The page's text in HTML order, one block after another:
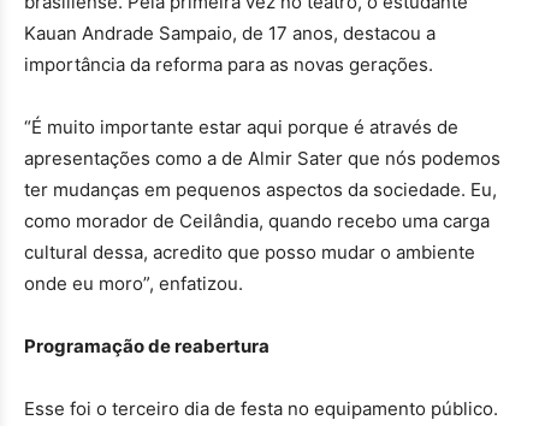
Kauan Andrade Sampaio, de 17 anos, destacou a
importância da reforma para as novas gerações.
“É muito importante estar aqui porque é através de
apresentações como a de Almir Sater que nós podemos
ter mudanças em pequenos aspectos da sociedade. Eu,
como morador de Ceilândia, quando recebo uma carga
cultural dessa, acredito que posso mudar o ambiente
onde eu moro”, enfatizou.
Programação de reabertura
Esse foi o terceiro dia de festa no equipamento público.